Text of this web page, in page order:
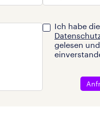
Ich habe die
gelesen